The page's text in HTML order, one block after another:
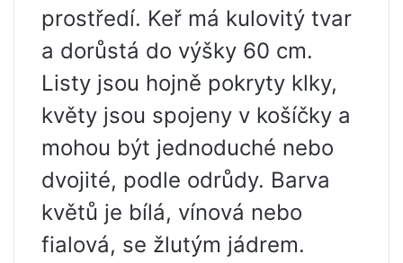
prostředí. Keř má kulovitý tvar
a dorůstá do výšky 60 cm.
Listy jsou hojně pokryty klky,
květy jsou spojeny v košíčky a
mohou být jednoduché nebo
dvojité, podle odrůdy. Barva
květů je bílá, vínová nebo
fialová, se žlutým jádrem.